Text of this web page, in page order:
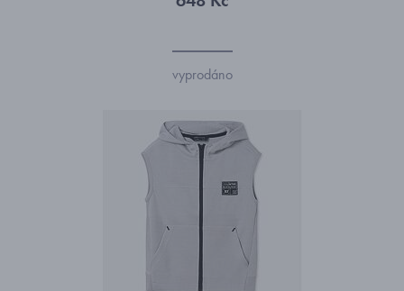
vyprodáno